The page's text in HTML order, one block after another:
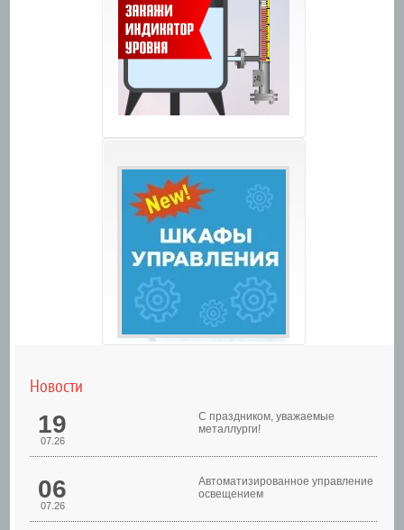
Шкафы управления
Новости
19
07.26
С праздником, уважаемые
металлурги!
06
07.26
Автоматизированное управление
освещением